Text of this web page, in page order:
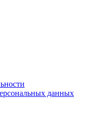
данных